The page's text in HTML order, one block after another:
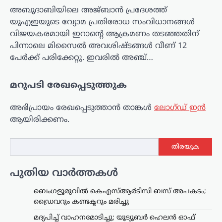
അബുദാബിയിലെ അജ്ബാൻ പ്രദേശത്ത്
യുഎഇയുടെ വ്യോമ പ്രതിരോധ സംവിധാനങ്ങൾ
വിജയകരമായി ഇറാന്റെ ആക്രമണം തടഞ്ഞതിന്
പിന്നാലെ മിസൈൽ അവശിഷ്ടങ്ങൾ വീണ് 12
പേർക്ക് പരിക്കേറ്റു. ഇവരിൽ അഞ്ച്…
മറുപടി രേഖപ്പെടുത്തുക
അഭിപ്രായം രേഖപ്പെടുത്താ‍ൻ താങ്കൾ ലോഗ്ഡ് ഇൻ
ആയിരിക്കണം.
തിരയുക
പുതിയ വാർത്തകൾ
ബെംഗളൂരുവിൽ കെഎസ്ആർടിസി ബസ് അപകടം;
ഡ്രൈവറും കണ്ടക്ടറും മരിച്ചു
മദ്യപിച്ച് വാഹനമോടിച്ചു; യൂട്യൂബർ ഹെലൻ ഓഫ്
യുപിഐ ചാർജ് നീക്കം
പിൻവലിക്കണം;
കേന്ദ്രത്തിനെതിരെ